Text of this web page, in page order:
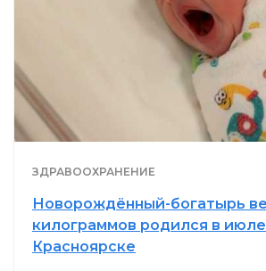
ЗДРАВООХРАНЕНИЕ
Новорождённый-богатырь
килограммов родился в
Красноярске